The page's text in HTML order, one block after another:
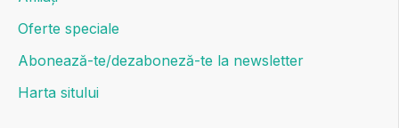
Oferte speciale
Abonează-te/dezaboneză-te la newsletter
Harta sitului